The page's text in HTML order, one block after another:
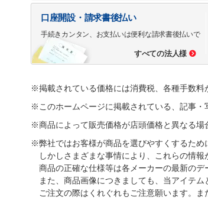
口座開設・請求書後払い
手続きカンタン、お支払いは便利な請求書後払いで
すべての法人様
※掲載されている価格には消費税、各種手数料
※このホームページに掲載されている、記事・
※商品によって販売価格が店頭価格と異なる場
※弊社ではお客様が商品を選びやすくするため
しかしさまざまな事情により、これらの情
商品の正確な仕様等は各メーカーの最新のデ
また、商品画像につきましても、当アイテ
ご注文の際はくれぐれもご注意願います。